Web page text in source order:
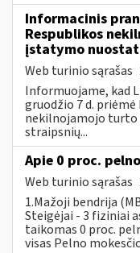
Informacinis
Respublikos
įstatymo
Web turinio sąrašas
Informuojame, kad
gruodžio 7 d.
nekilnojamojo turto
straipsnių...
Apie 0 proc.
Web turinio sąrašas
1.Mažoji bendrija
Steigėjai - 3 fiziniai
taikomas 0 proc.
visas Pelno